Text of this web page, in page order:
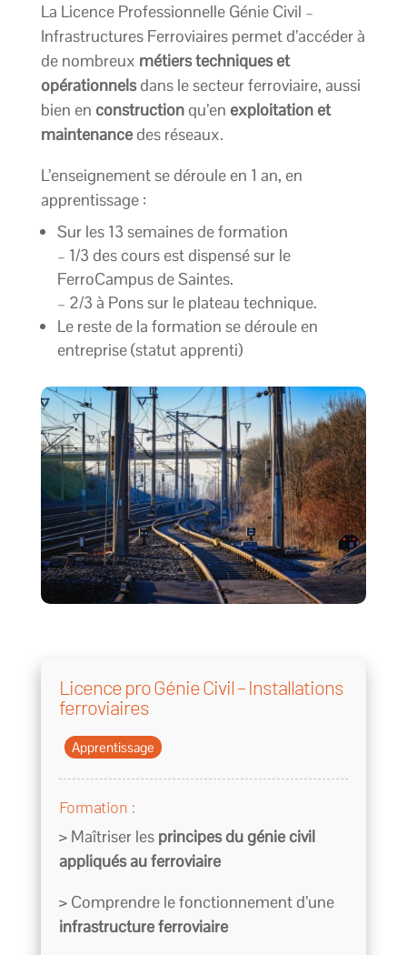
La Licence Professionnelle Génie Civil –
Infrastructures Ferroviaires permet d’accéder à
de nombreux métiers techniques et
opérationnelsdans le secteur ferroviaire, aussi
bien en constructionqu’en exploitation et
maintenancedes réseaux.
L’enseignement se déroule en 1 an, en
apprentissage :
Sur les 13 semaines de formation
– 1/3 des cours est dispensé sur le
FerroCampus de Saintes.
– 2/3 à Pons sur le plateau technique.
Le reste de la formation se déroule en
entreprise (statut apprenti)
Licence pro Génie Civil – Installations
ferroviaires
Apprentissage
Formation :
> Maîtriser les principes du génie civil
appliqués au ferroviaire
> Comprendre le fonctionnement d’une
infrastructure ferroviaire